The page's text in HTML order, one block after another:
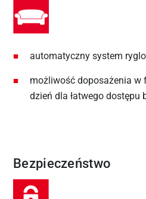
automatyczny system
możliwość doposażenia w
dzień dla łatwego dostępu
Bezpieczeństwo